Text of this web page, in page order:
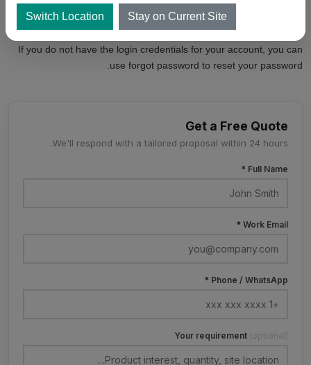
You can now send service requests by logging into your account at
https://customercentral.kkewash.com
If you do not have the login credentials for your account, you can
use forgot password to reset your password.
Get a Free Quote
We'll respond with a tailored proposal within 24 hours.
Full Name *
Work Email *
Phone / WhatsApp *
Your requirement (optional)
Stay on Current Site
Switch Location